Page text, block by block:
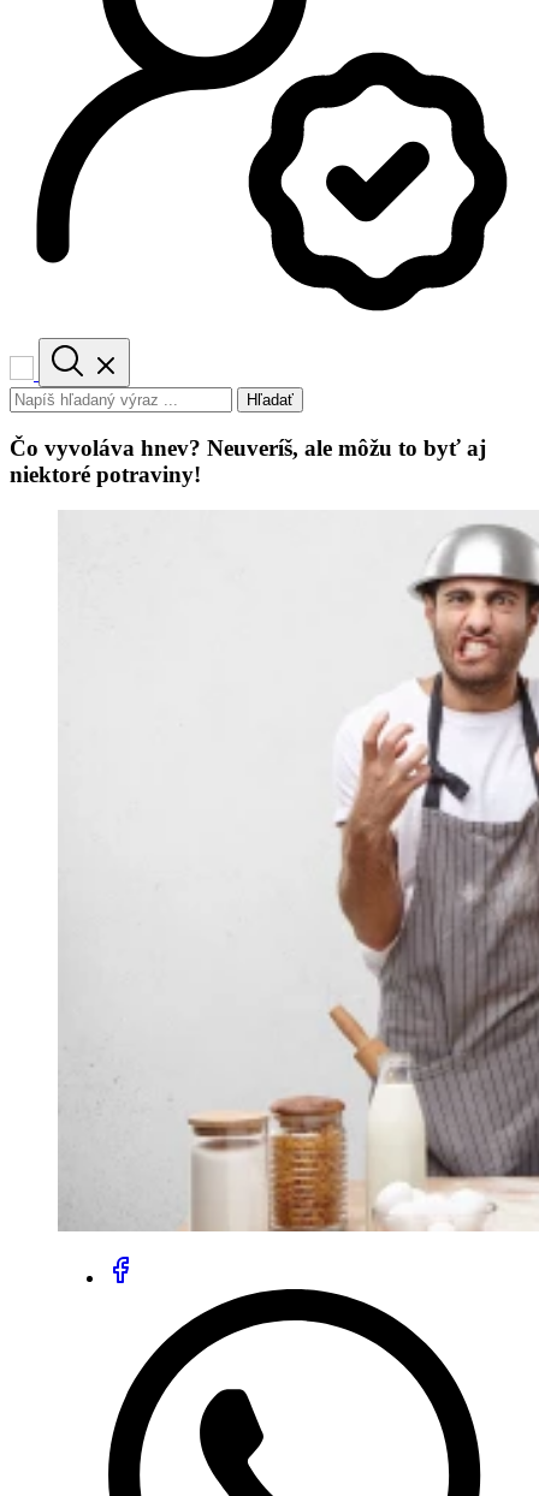
Hľadať
Čo vyvoláva hnev? Neuveríš, ale môžu to byť aj
niektoré potraviny!